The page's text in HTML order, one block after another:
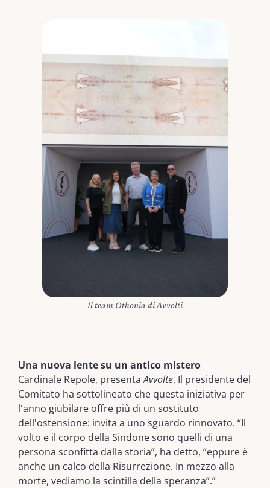
Il team Othonia di Avvolti
Una nuova lente su un antico mistero
Cardinale Repole, presentaAvvolte, Il presidente del
Comitato ha sottolineato che questa iniziativa per
l'anno giubilare offre più di un sostituto
dell'ostensione: invita a uno sguardo rinnovato. “Il
volto e il corpo della Sindone sono quelli di una
persona sconfitta dalla storia”, ha detto, “eppure è
anche un calco della Risurrezione. In mezzo alla
morte, vediamo la scintilla della speranza”.”